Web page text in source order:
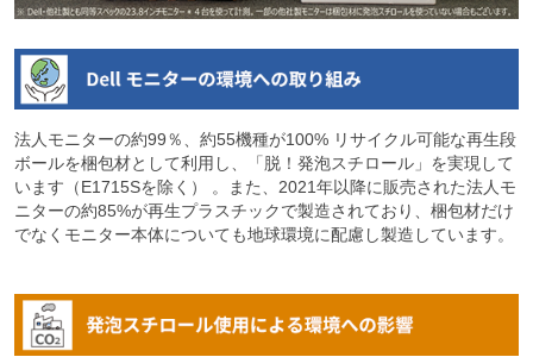
法人モニターの約99％、約55機種が100% リサイクル可能な再生段
ボールを梱包材として利用し、「脱！発泡スチロール」を実現して
います（E1715Sを除く） 。また、2021年以降に販売された法人モ
ニターの約85%が再生プラスチックで製造されており、梱包材だけ
でなくモニター本体についても地球環境に配慮し製造しています。